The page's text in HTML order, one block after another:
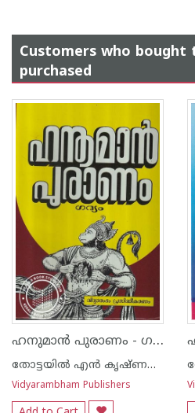
Customers who bought
purchased
ഹനുമാന്‍ പുരാണം - ഗദ്യം
തോട്ടയില്‍ എന്‍ കൃഷ്ണന്‍ നായര്‍
Vidyarambham Publishers